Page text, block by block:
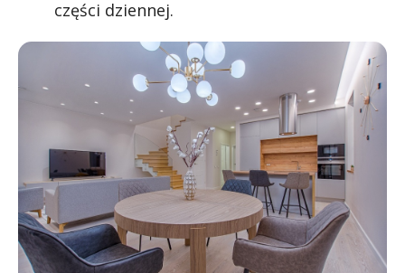
części dziennej.